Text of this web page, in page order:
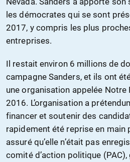
les démocrates qui se sont
2017, y compris les plus
entreprises.
Il restait environ 6 millions de
campagne Sanders, et ils ont
une organisation appelée Notre
2016. L’organisation a
financer et soutenir des
rapidement été reprise en main
assuré qu’elle n’était pas
comité d’action politique